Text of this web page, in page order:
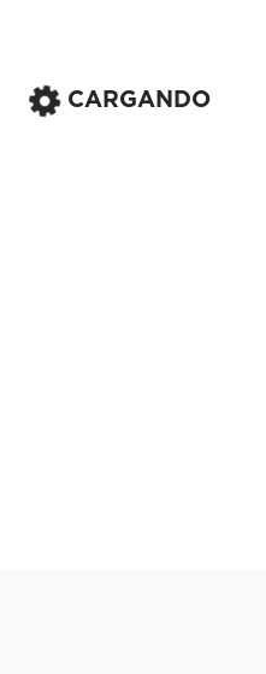
CARGANDO